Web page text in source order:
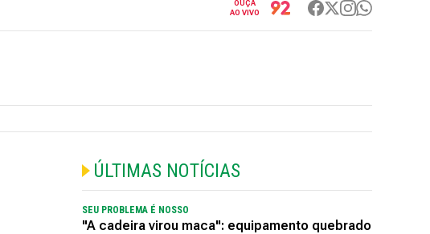
OUÇA
AO VIVO
ÚLTIMAS NOTÍCIAS
SEU PROBLEMA É NOSSO
"A cadeira virou maca": equipamento quebrado